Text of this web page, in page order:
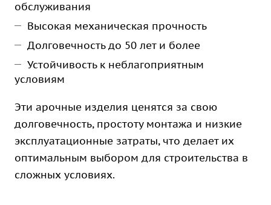
обслуживания
Высокая механическая прочность
Долговечность до 50 лет и более
Устойчивость к неблагоприятным
условиям
Эти арочные изделия ценятся за свою
долговечность, простоту монтажа и низкие
эксплуатационные затраты, что делает их
оптимальным выбором для строительства в
сложных условиях.